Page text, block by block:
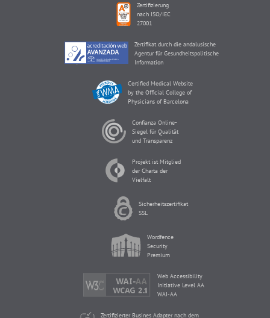
Zertifizierung
nach ISO/IEC
27001
Zertifikat durch die andalusische
Agentur für Gesundheitspolitische
Information
Certified Medical Website
by the Official College of
Physicians of Barcelona
Confianza Online-
Siegel für Qualität
und Transparenz
Projekt ist Mitglied
der Charta der
Vielfalt
Sicherheitszertifikat
SSL
Wordfence
Security
Premium
Web Accessibility
Initiative Level AA
WAI-AA
Zertifizierter Busines Adapter nach dem